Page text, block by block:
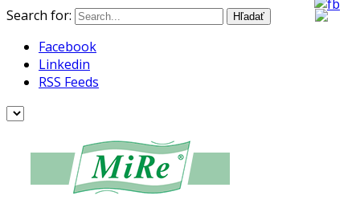
Search for:
Facebook
Linkedin
RSS Feeds